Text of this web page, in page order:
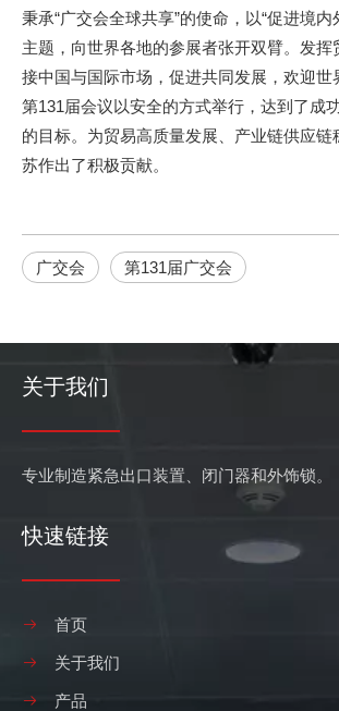
紧急逃生锁，顾名思义，是一种在紧急情
紧急逃生锁的概念和分类
秉承“广交会全球共享”的使命，以“促进境内
主题，向世界各地的参展者张开双臂。发挥
接中国与国际市场，促进共同发展，欢迎世
第131届会议以安全的方式举行，达到了成
的目标。为贸易高质量发展、产业链供应链
苏作出了积极贡献。
广交会 第131届广交会
关于我们
专业制造紧急出口装置、闭门器和外饰锁。
快速链接
首页
关于我们
产品